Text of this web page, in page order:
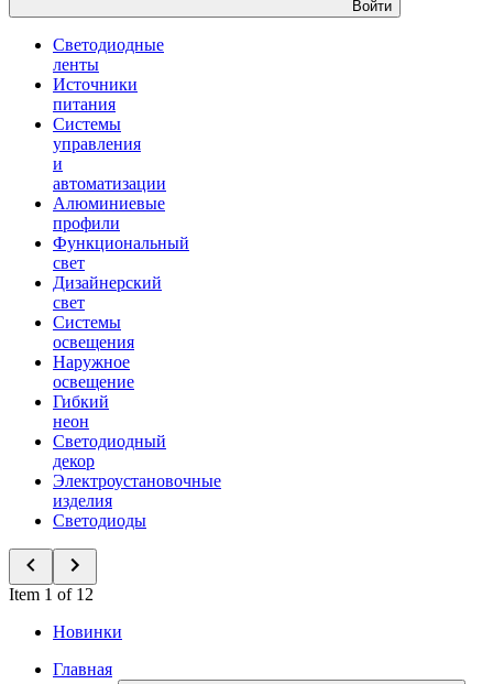
Войти
Светодиодные
ленты
Источники
питания
Системы
управления
и
автоматизации
Алюминиевые
профили
Функциональный
свет
Дизайнерский
свет
Системы
освещения
Наружное
освещение
Гибкий
неон
Светодиодный
декор
Электроустановочные
изделия
Светодиоды
Item 1 of 12
Новинки
Главная